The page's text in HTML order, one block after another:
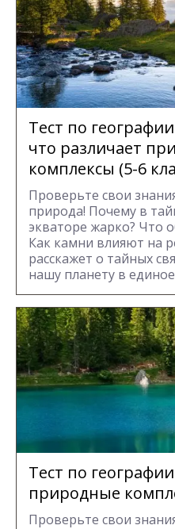
Тест по
что различает
комплексы (5-6
Проверьте свои
природа! Почему в
экваторе жарко? Что
Как камни влияют на
расскажет о тайных
нашу планету в
Тест по
природные
Проверьте свои